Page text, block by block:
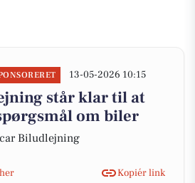
13-05-2026 10:15
står klar til at
om biler
Biludlejning
Kopiér link